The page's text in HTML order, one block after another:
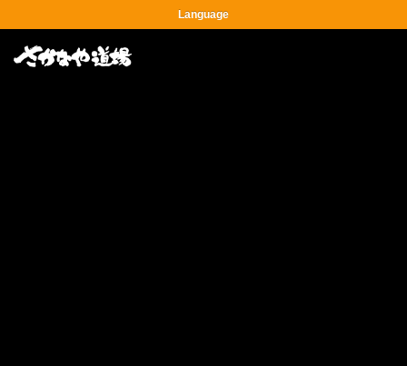
Language